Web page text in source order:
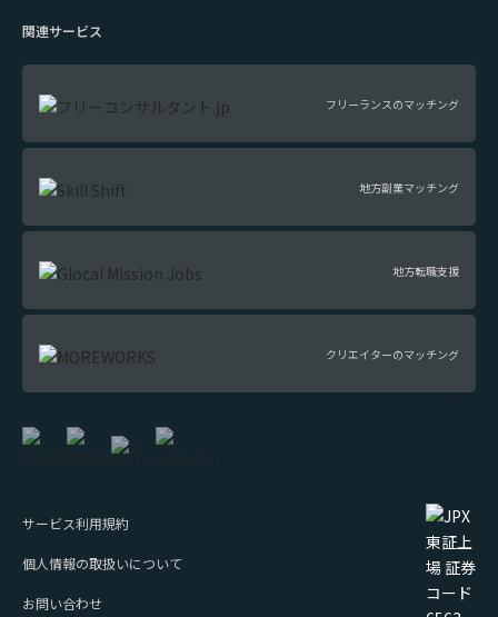
関連サービス
フリーランスのマッチング
地方副業マッチング
地方転職支援
クリエイターのマッチング
サービス利用規約
個人情報の取扱いについて
お問い合わせ